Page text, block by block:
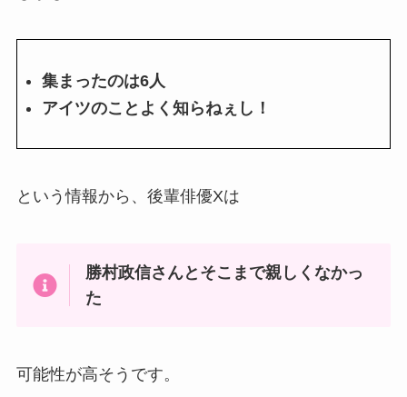
集まったのは6人
アイツのことよく知らねぇし！
という情報から、後輩俳優Xは
勝村政信さんとそこまで親しくなかっ
た
可能性が高そうです。